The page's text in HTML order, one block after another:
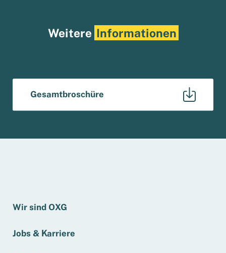
Weitere Informationen
Gesamtbroschüre
Wir sind OXG
Jobs & Karriere